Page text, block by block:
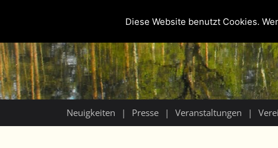
Neuigkeiten Presse Veranstaltungen
Diese Website benutzt Cookies.